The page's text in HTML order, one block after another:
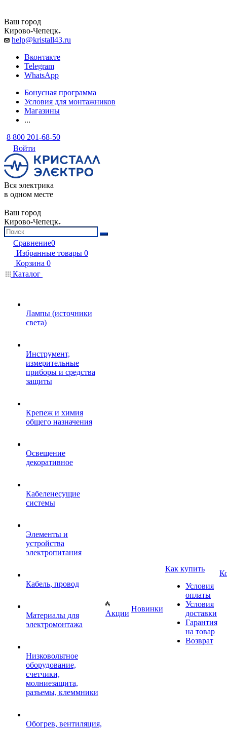
Ваш город
Кирово-Чепецк
help@kristall43.ru
Вконтакте
Telegram
WhatsApp
Бонусная программа
Условия для монтажников
Магазины
...
8 800 201-68-50
Войти
Вся электрика
в одном месте
Ваш город
Кирово-Чепецк
Сравнение0
Избранные товары 0
Корзина 0
Каталог
Лампы (источники
света)
Инструмент,
измерительные
приборы и средства
защиты
Крепеж и химия
общего назначения
Освещение
декоративное
Кабеленесущие
системы
Элементы и
устройства
электропитания
Кабель, провод
Материалы для
электромонтажа
Низковольтное
оборудование,
счетчики,
молниезащита,
разъемы, клеммники
Обогрев, вентиляция,
Акции
Новинки
Как купить
Условия
оплаты
Условия
доставки
Гарантия
на товар
Возврат